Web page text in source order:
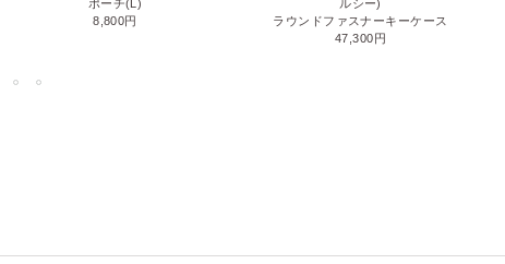
ポーチ(L)
8,800円
ルシー)
ラウンドファスナーキーケース
47,300円